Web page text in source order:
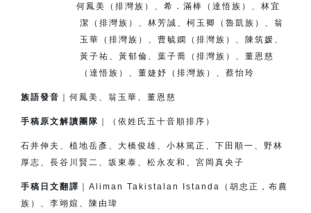
何鳳美（排灣族）、希．滿棒（達悟族）、林宜
潔（排灣族）、 林芳誠、柯玉卿（魯凱族）、翁
玉華（排灣族）、 曹毓嫻（排灣族）、 陳筑媛、
黃子祐、黃郁倫、 葉子喬（排灣族）、董恩慈
（達悟族）、 董婕妤（排灣族）、 蔡怡玲
族語發音 ｜何鳳美、翁玉華、董恩慈
手稿原文解讀團隊 ｜（依姓氏五十音順排序）
石井伸夫、植地岳彥、大橋俊雄、小林篤正、下田順一、 野林
厚志、長谷川賢二、坂東泰、松永友和、宮岡真央子
手稿日文翻譯
｜Aliman Takistalan Istanda（胡忠正，布農
族）、李翊媗、陳由瑋